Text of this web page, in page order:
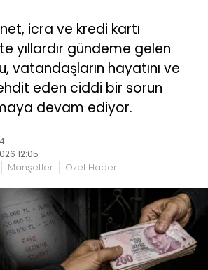
icra ve kredi kartı
yıllardır gündeme gelen
vatandaşların hayatını ve
eden ciddi bir sorun
devam ediyor.
12:05
Manşetler Özel Haber